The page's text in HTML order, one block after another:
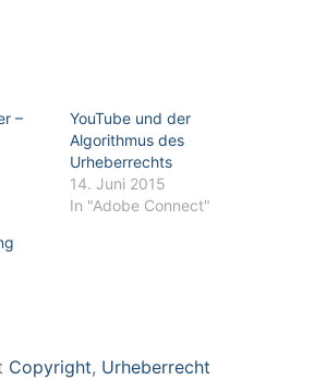
–
YouTube und der
Algorithmus des
Urheberrechts
14. Juni 2015
In "Adobe Connect"
Copyright, Urheberrecht